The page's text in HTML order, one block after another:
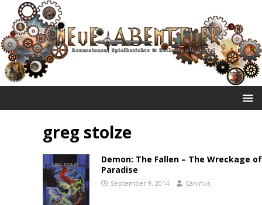
greg stolze
Demon: The Fallen – The Wreckage of
Paradise
September 9, 2014 Caninus